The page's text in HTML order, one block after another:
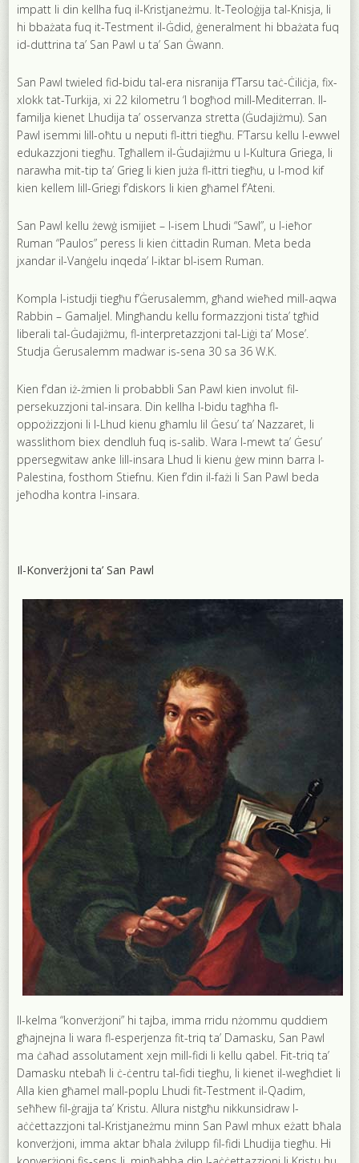
impatt li din kellha fuq il-Kristjaneżmu. It-Teoloġija tal-Knisja, li
hi bbażata fuq it-Testment il-Ġdid, ġeneralment hi bbażata fuq
id-duttrina ta’ San Pawl u ta’ San Ġwann.
San Pawl twieled fid-bidu tal-era nisranija f’Tarsu taċ-Ċiliċja, fix-
xlokk tat-Turkija, xi 22 kilometru ‘l bogħod mill-Mediterran. Il-
familja kienet Lhudija ta’ osservanza stretta (Ġudajiżmu). San
Pawl isemmi lill-oħtu u neputi fl-ittri tiegħu. F’Tarsu kellu l-ewwel
edukazzjoni tiegħu. Tgħallem il-Ġudajiżmu u l-Kultura Griega, li
narawha mit-tip ta’ Grieg li kien juża fl-ittri tiegħu, u l-mod kif
kien kellem lill-Griegi f’diskors li kien għamel f’Ateni.
San Pawl kellu żewġ ismijiet – l-isem Lhudi “Sawl”, u l-ieħor
Ruman “Paulos” peress li kien ċittadin Ruman. Meta beda
jxandar il-Vanġelu inqeda’ l-iktar bl-isem Ruman.
Kompla l-istudji tiegħu f’Ġerusalemm, għand wieħed mill-aqwa
Rabbin – Gamaljel. Mingħandu kellu formazzjoni tista’ tgħid
liberali tal-Ġudajiżmu, fl-interpretazzjoni tal-Liġi ta’ Mose’.
Studja Ġerusalemm madwar is-sena 30 sa 36 W.K.
Kien f’dan iż-żmien li probabbli San Pawl kien involut fil-
persekuzzjoni tal-insara. Din kellha l-bidu tagħha fl-
oppożizzjoni li l-Lhud kienu għamlu lil Ġesu’ ta’ Nazzaret, li
wasslithom biex dendluh fuq is-salib. Wara l-mewt ta’ Ġesu’
ppersegwitaw anke lill-insara Lhud li kienu ġew minn barra l-
Palestina, fosthom Stiefnu. Kien f’din il-fażi li San Pawl beda
jeħodha kontra l-insara.
Il-Konverżjoni ta’ San Pawl
Il-kelma “konverżjoni” hi tajba, imma rridu nżommu quddiem
għajnejna li wara fl-esperjenza fit-triq ta’ Damasku, San Pawl
ma ċaħad assolutament xejn mill-fidi li kellu qabel. Fit-triq ta’
Damasku ntebaħ li ċ-ċentru tal-fidi tiegħu, li kienet il-wegħdiet li
Alla kien għamel mall-poplu Lhudi fit-Testment il-Qadim,
seħħew fil-ġrajja ta’ Kristu. Allura nistgħu nikkunsidraw l-
aċċettazzjoni tal-Kristjaneżmu minn San Pawl mhux eżatt bħala
konverżjoni, imma aktar bħala żvilupp fil-fidi Lhudija tiegħu. Hi